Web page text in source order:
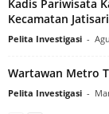
Kadis Pariwisata
Kecamatan Jatisari
Pelita Investigasi -
Wartawan Metro
Pelita Investigasi -